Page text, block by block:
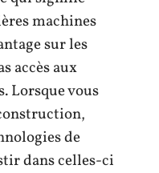
machines
sur les
accès aux
Lorsque vous
de
dans celles-ci